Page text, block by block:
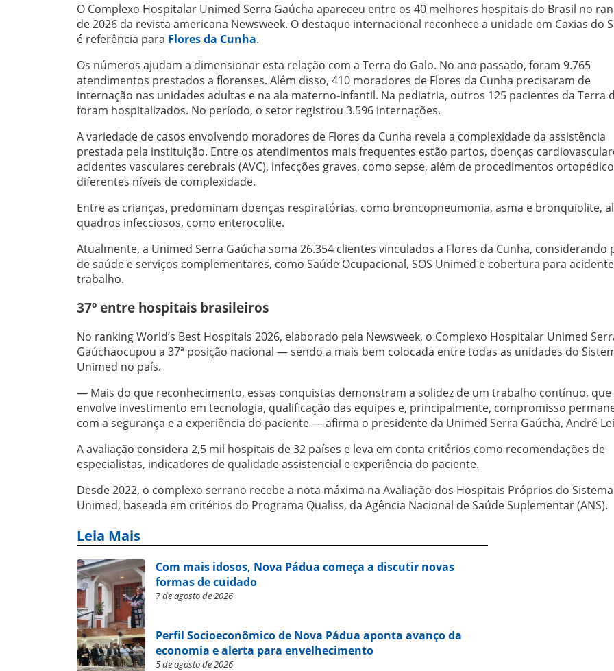
O Complexo Hospitalar Unimed Serra Gaúcha apareceu entre os 40 melhores hospitais do Brasil no
de 2026 da revista americana Newsweek. O destaque internacional reconhece a unidade em Caxias do
é referência para Flores da Cunha.
Os números ajudam a dimensionar esta relação com a Terra do Galo. No ano passado, foram 9.765
atendimentos prestados a florenses. Além disso, 410 moradores de Flores da Cunha precisaram de
internação nas unidades adultas e na ala materno-infantil. Na pediatria, outros 125 pacientes da Terra
foram hospitalizados. No período, o setor registrou 3.596 internações.
A variedade de casos envolvendo moradores de Flores da Cunha revela a complexidade da assistência
prestada pela instituição. Entre os atendimentos mais frequentes estão partos, doenças
acidentes vasculares cerebrais (AVC), infecções graves, como sepse, além de procedimentos
diferentes níveis de complexidade.
Entre as crianças, predominam doenças respiratórias, como broncopneumonia, asma e bronquiolite,
quadros infecciosos, como enterocolite.
Atualmente, a Unimed Serra Gaúcha soma 26.354 clientes vinculados a Flores da Cunha, considerando
de saúde e serviços complementares, como Saúde Ocupacional, SOS Unimed e cobertura para
trabalho.
37º entre hospitais brasileiros
No ranking World’s Best Hospitals 2026, elaborado pela Newsweek, o Complexo Hospitalar Unimed
Gaúchaocupou a 37ª posição nacional — sendo a mais bem colocada entre todas as unidades do
Unimed no país.
— Mais do que reconhecimento, essas conquistas demonstram a solidez de um trabalho contínuo, que
envolve investimento em tecnologia, qualificação das equipes e, principalmente, compromisso
com a segurança e a experiência do paciente — afirma o presidente da Unimed Serra Gaúcha, André
A avaliação considera 2,5 mil hospitais de 32 países e leva em conta critérios como recomendações de
especialistas, indicadores de qualidade assistencial e experiência do paciente.
Desde 2022, o complexo serrano recebe a nota máxima na Avaliação dos Hospitais Próprios do Sistema
Unimed, baseada em critérios do Programa Qualiss, da Agência Nacional de Saúde Suplementar (ANS).
Leia Mais
Com mais idosos, Nova Pádua começa a discutir novas
formas de cuidado
7 de agosto de 2026
Perfil Socioeconômico de Nova Pádua aponta avanço da
economia e alerta para envelhecimento
5 de agosto de 2026